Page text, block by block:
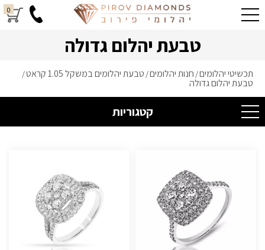
0
טבעת יהלום גדולה
תכשיטי יהלומים/ חנות יהלומים/ טבעת יהלומים במשקל 1.05 קראט /
טבעת יהלום גדולה
קטגוריות